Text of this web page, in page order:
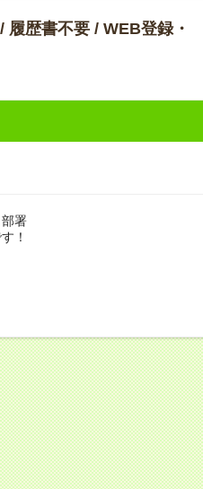
歴書不要 / WEB登録・
署
！